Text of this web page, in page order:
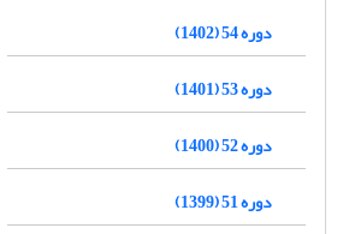
دوره 54 (1402)
دوره 53 (1401)
دوره 52 (1400)
دوره 51 (1399)